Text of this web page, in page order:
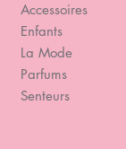
Accessoires
Enfants
La Mode
Parfums
Senteurs